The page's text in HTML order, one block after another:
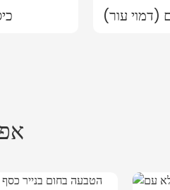
(דמוי עור)